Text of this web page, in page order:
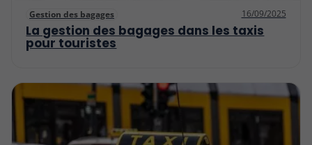
Gestion des bagages 16/09/2025
La gestion des bagages dans les taxis
pour touristes